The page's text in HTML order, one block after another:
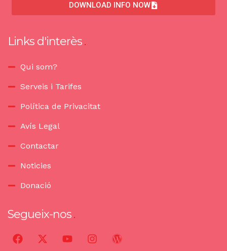
DOWNLOAD INFO NOW
Links d'interès
Qui som?
Serveis i Tarifes
Política de Privacitat
Avís Legal
Contactar
Noticies
Donació
Segueix-nos